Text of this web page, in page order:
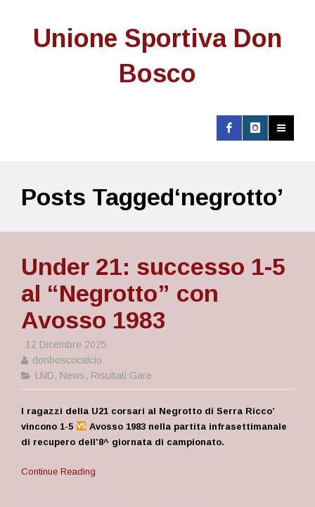
Unione Sportiva Don
Bosco
Posts Tagged‘negrotto’
Under 21: successo 1-5
al “Negrotto” con
Avosso 1983
12 Dicembre 2025
donboscocalcio
LND, News, Risultati Gare
I ragazzi della U21 corsari al Negrotto di Serra Ricco’
vincono 1-5
Avosso 1983 nella partita infrasettimanale
di recupero dell’8^ giornata di campionato.
Continue Reading